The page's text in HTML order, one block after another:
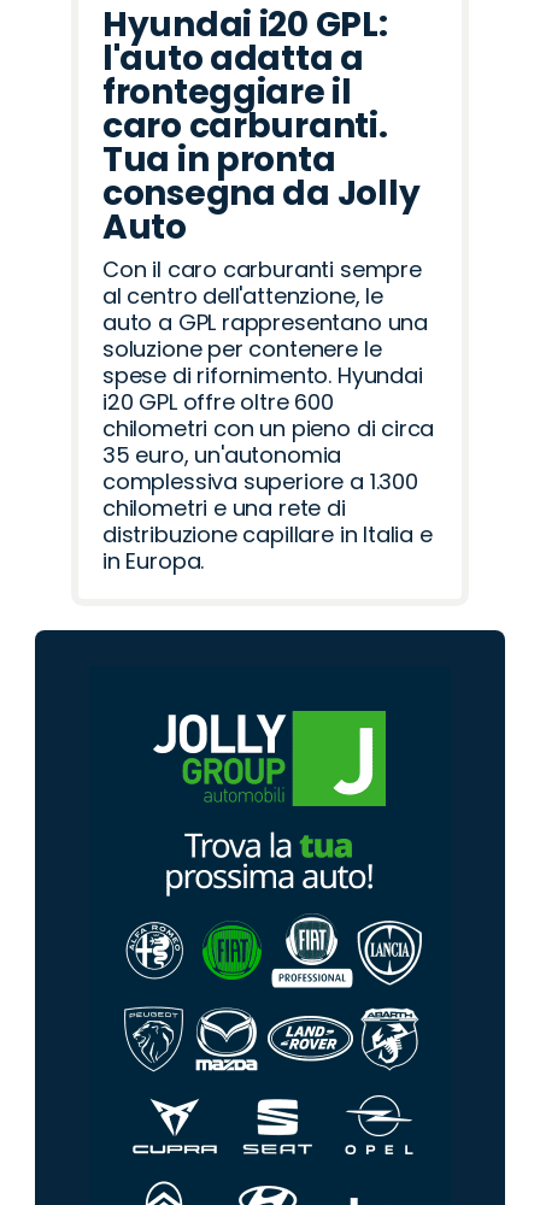
Hyundai i20 GPL:
l'auto adatta a
fronteggiare il
caro carburanti.
Tua in pronta
consegna da Jolly
Auto
Con il caro carburanti sempre
al centro dell'attenzione, le
auto a GPL rappresentano una
soluzione per contenere le
spese di rifornimento. Hyundai
i20 GPL offre oltre 600
chilometri con un pieno di circa
35 euro, un'autonomia
complessiva superiore a 1.300
chilometri e una rete di
distribuzione capillare in Italia e
in Europa.